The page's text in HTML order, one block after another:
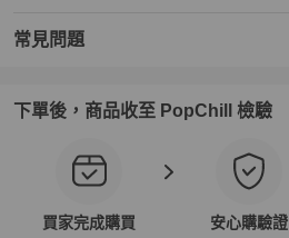
常見問題
下單後，商品收至 PopChill 檢驗
買家完成購買 安心購驗證